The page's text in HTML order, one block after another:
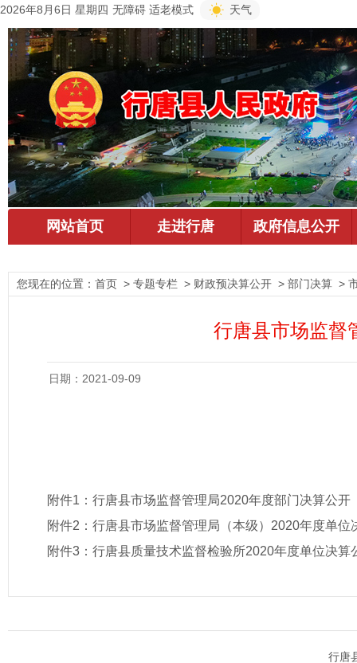
2026年8月6日 星期四 无障碍 适老模式 天气
您现在的位置： 首页 > 专题专栏 > 财政预决算公开 > 部门决算 >
行唐县市场监督
日期：2021-09-09
附件1： 行唐县市场监督管理局2020年度部门决算公开
附件2： 行唐县市场监督管理局（本级）2020年度单位
附件3： 行唐县质量技术监督检验所2020年度单位决算